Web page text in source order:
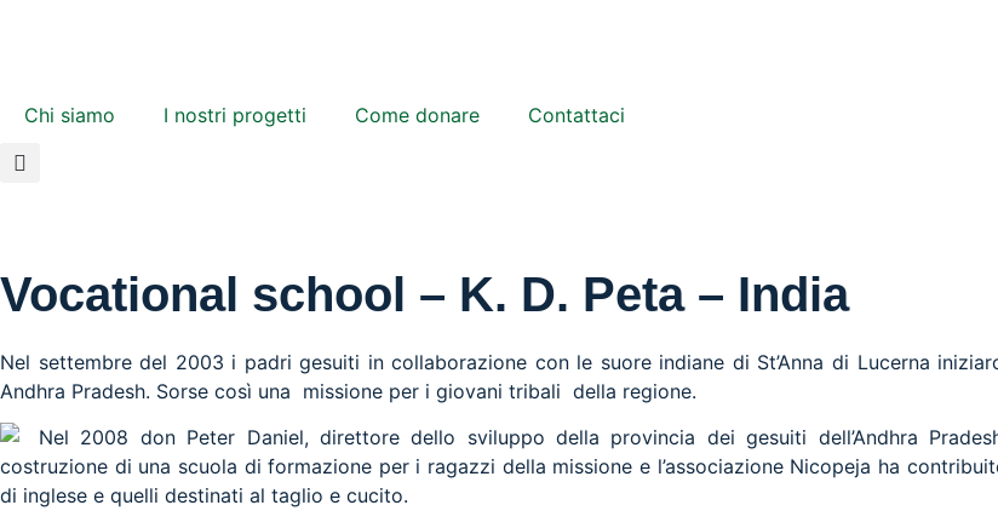
Chi siamo I nostri progetti Come donare Contattaci
Vocational school – K. D. Peta – India
Nel settembre del 2003 i padri gesuiti in collaborazione con le suore indiane di St’Anna di Lucerna
Andhra Pradesh. Sorse così una missione per i giovani tribali della regione.
Nel 2008 don Peter Daniel, direttore dello sviluppo della provincia dei gesuiti dell’Andhra
costruzione di una scuola di formazione per i ragazzi della missione e l’associazione Nicopeja ha
di inglese e quelli destinati al taglio e cucito.